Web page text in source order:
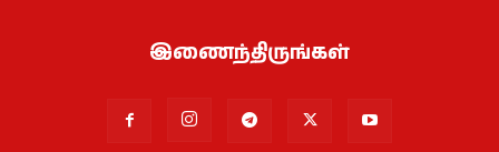
இணைந்திருங்கள்